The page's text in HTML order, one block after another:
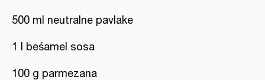
500 ml neutralne pavlake
1 l beśamel sosa
100 g parmezana